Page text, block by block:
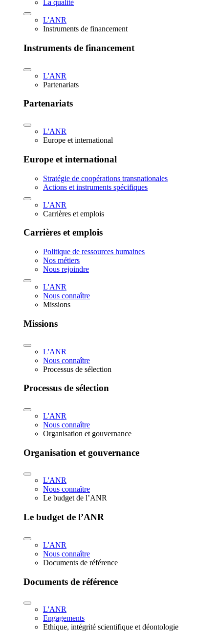
La qualité
L'ANR
Instruments de financement
Instruments de financement
L'ANR
Partenariats
Partenariats
L'ANR
Europe et international
Europe et international
Stratégie de coopérations transnationales
Actions et instruments spécifiques
L'ANR
Carrières et emplois
Carrières et emplois
Politique de ressources humaines
Nos métiers
Nous rejoindre
L'ANR
Nous connaître
Missions
Missions
L'ANR
Nous connaître
Processus de sélection
Processus de sélection
L'ANR
Nous connaître
Organisation et gouvernance
Organisation et gouvernance
L'ANR
Nous connaître
Le budget de l’ANR
Le budget de l’ANR
L'ANR
Nous connaître
Documents de référence
Documents de référence
L'ANR
Engagements
Ethique, intégrité scientifique et déontologie